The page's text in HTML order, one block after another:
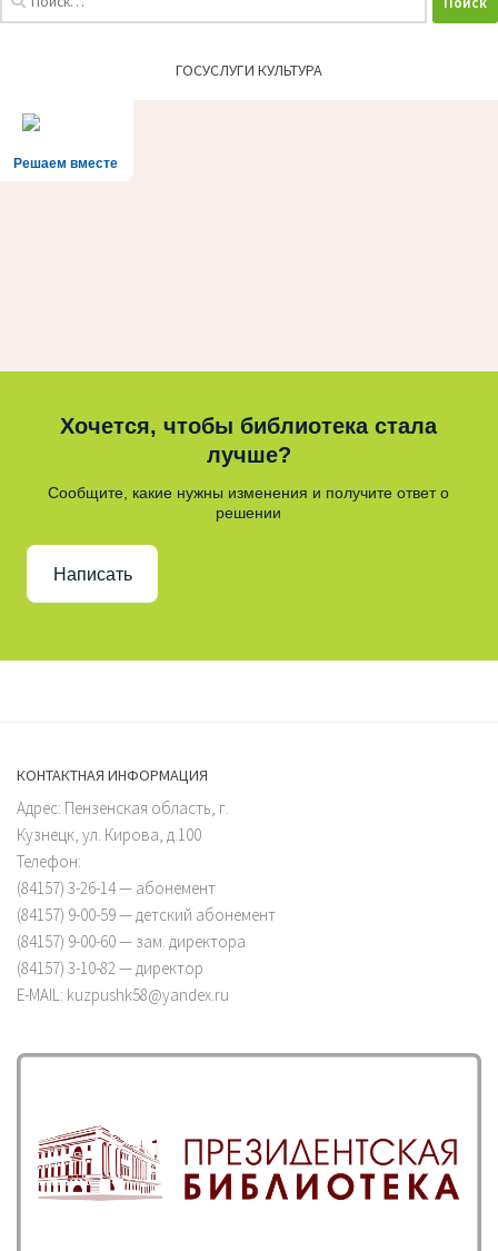
ГОСУСЛУГИ КУЛЬТУРА
Решаем вместе
Хочется, чтобы библиотека стала
лучше?
Сообщите, какие нужны изменения и получите ответ о
решении
Написать
КОНТАКТНАЯ ИНФОРМАЦИЯ
Адрес: Пензенская область, г.
Кузнецк, ул. Кирова, д.100
Телефон:
(84157) 3-26-14 — абонемент
(84157) 9-00-59 — детский абонемент
(84157) 9-00-60 — зам. директора
(84157) 3-10-82 — директор
E-MAIL: kuzpushk58@yandex.ru